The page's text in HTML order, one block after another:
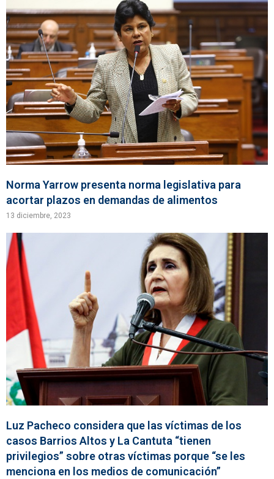
Norma Yarrow presenta norma legislativa para
acortar plazos en demandas de alimentos
13 diciembre, 2023
Luz Pacheco considera que las víctimas de los
casos Barrios Altos y La Cantuta “tienen
privilegios” sobre otras víctimas porque “se les
menciona en los medios de comunicación”